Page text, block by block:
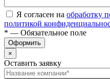
Я согласен на обработку
политикой
* — Обязательное поле
Оформить
×
Оставить заявку